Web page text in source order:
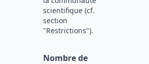
scientifique (cf.
section
"Restrictions").
Nombre de